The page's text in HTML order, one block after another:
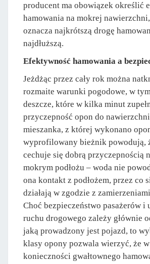
producent ma obowiązek określić
hamowania na mokrej
oznacza najkrótszą drogę
najdłuższą.
Efektywność hamowania a
Jeżdżąc przez cały rok można
rozmaite warunki pogodowe, w
deszcze, które w kilka minut
przyczepność opon do
mieszanka, z której wykonano
wyprofilowany bieżnik powodują,
cechuje się dobrą przyczepnością
mokrym podłożu – woda nie
ona kontakt z podłożem, przez co
działają w zgodzie z
Choć bezpieczeństwo pasażerów i
ruchu drogowego zależy głównie
jaką prowadzony jest pojazd, to
klasy opony pozwala wierzyć, że
konieczności gwałtownego